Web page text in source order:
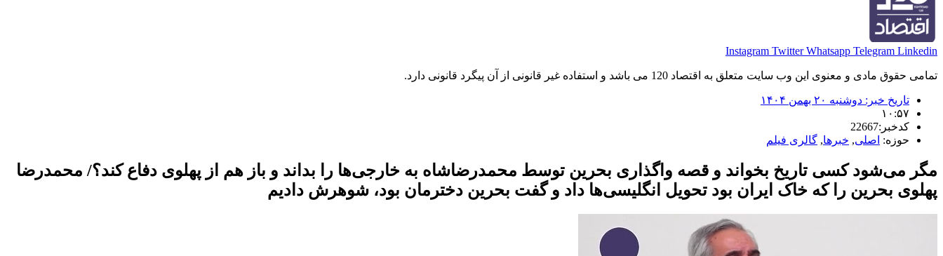
Instagram Twitter Whatsapp Telegram Linkedin
تمامی حقوق مادی و معنوی این وب سایت متعلق به اقتصاد 120 می باشد و استفاده غیر قانونی از آن پیگرد قانونی دارد.
تاریخ خبر: دوشنبه ۲۰ بهمن ۱۴۰۴
۱۰:۵۷
کدخبر:22667
حوزه: اصلی, خبرها, گالری فیلم
مگر می‌شود کسی تاریخ بخواند و قصه واگذاری بحرین توسط محمدرضاشاه به خارجی‌ها را بداند و باز هم از پهلوی دفاع کند؟/ محمدرضا
پهلوی بحرین را که خاک ایران بود تحویل انگلیسی‌ها داد و گفت بحرین دخترمان بود، شوهرش دادیم